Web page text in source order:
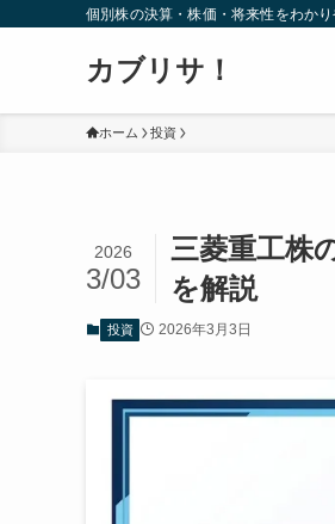
個別株の決算・株価・将来性をわか
カブリサ！
ホーム 投資
三菱重工株
を解説
2026
3/03
投資 2026年3月3日